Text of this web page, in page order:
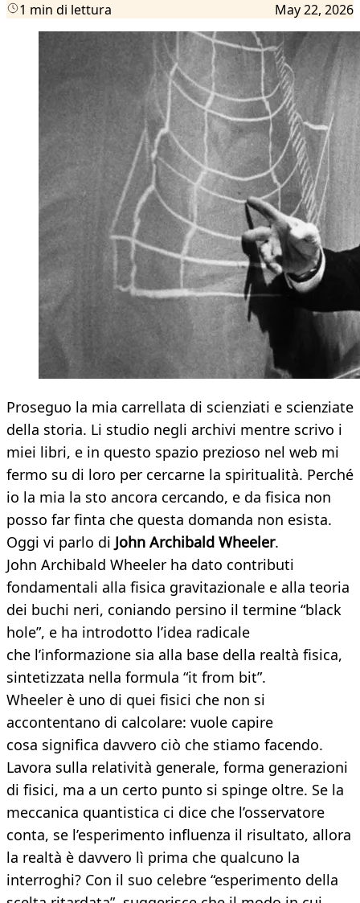
1 min di lettura May 22, 2026
Proseguo la mia carrellata di scienziati e scienziate
della storia. Li studio negli archivi mentre scrivo i
miei libri, e in questo spazio prezioso nel web mi
fermo su di loro per cercarne la spiritualità. Perché
io la mia la sto ancora cercando, e da fisica non
posso far finta che questa domanda non esista.
Oggi vi parlo di John Archibald Wheeler.
John Archibald Wheeler ha dato contributi
fondamentali alla fisica gravitazionale e alla teoria
dei buchi neri, coniando persino il termine “black
hole”, e ha introdotto l’idea radicale
che l’informazione sia alla base della realtà fisica,
sintetizzata nella formula “it from bit”.
Wheeler è uno di quei fisici che non si
accontentano di calcolare: vuole capire
cosa significa davvero ciò che stiamo facendo.
Lavora sulla relatività generale, forma generazioni
di fisici, ma a un certo punto si spinge oltre. Se la
meccanica quantistica ci dice che l’osservatore
conta, se l’esperimento influenza il risultato, allora
la realtà è davvero lì prima che qualcuno la
interroghi? Con il suo celebre “esperimento della